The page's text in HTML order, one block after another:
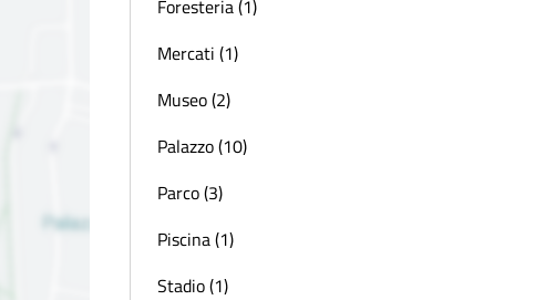
Foresteria (1)
Mercati (1)
Museo (2)
Palazzo (10)
Parco (3)
Piscina (1)
Stadio (1)